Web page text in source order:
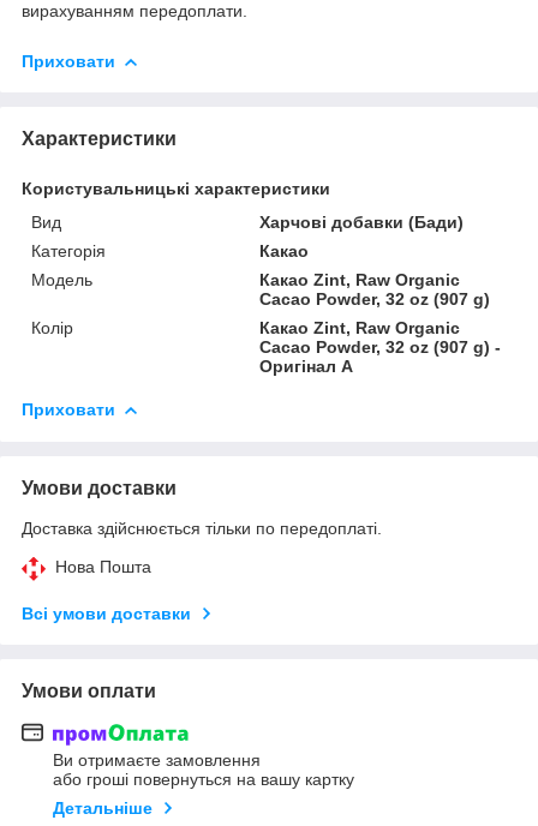
вирахуванням передоплати.
Приховати
Характеристики
Користувальницькі характеристики
Вид
Харчові добавки (Бади)
Категорія
Какао
Мoдель
Какао Zint, Raw Organic
Cacao Powder, 32 oz (907 g)
Колір
Какао Zint, Raw Organic
Cacao Powder, 32 oz (907 g) -
Оригінал A
Приховати
Умови доставки
Доставка здійснюється тільки по передоплаті.
Нова Пошта
Всі умови доставки
Умови оплати
Ви отримаєте замовлення
або гроші повернуться на вашу картку
Детальніше